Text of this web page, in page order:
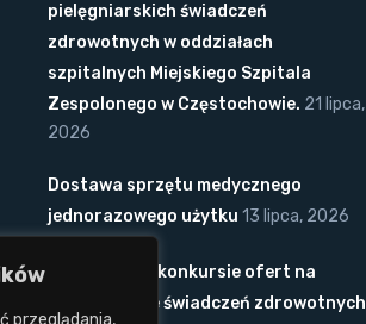
przeglądania,
pielęgniarskich świadczeń
zdrowotnych w oddziałach
szpitalnych Miejskiego Szpitala
Zespolonego w Częstochowie. 21 lipca,
2026
Dostawa sprzętu medycznego
jednorazowego użytku 13 lipca, 2026
Ogłoszenie o konkursie ofert na
wykonywanie świadczeń zdrowotnych